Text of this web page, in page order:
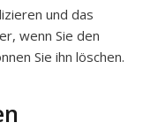
und das
wenn Sie den
Sie ihn löschen.